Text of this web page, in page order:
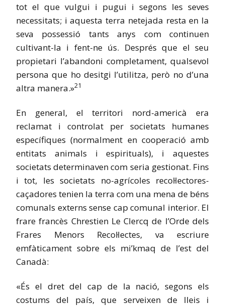
tot el que vulgui i pugui i segons les seves
necessitats; i aquesta terra netejada resta en la
seva possessió tants anys com continuen
cultivant-la i fent-ne ús. Després que el seu
propietari l’abandoni completament, qualsevol
persona que ho desitgi l’utilitza, però no d’una
altra manera.»21
En general, el territori nord-americà era
reclamat i controlat per societats humanes
específiques (normalment en cooperació amb
entitats animals i espirituals), i aquestes
societats determinaven com seria gestionat. Fins
i tot, les societats no-agrícoles recol·lectores-
caçadores tenien la terra com una mena de béns
comunals externs sense cap comunal interior. El
frare francès Chrestien Le Clercq de l’Orde dels
Frares Menors Recol·lectes, va escriure
emfàticament sobre els mi’kmaq de l’est del
Canadà:
«És el dret del cap de la nació, segons els
costums del país, que serveixen de lleis i